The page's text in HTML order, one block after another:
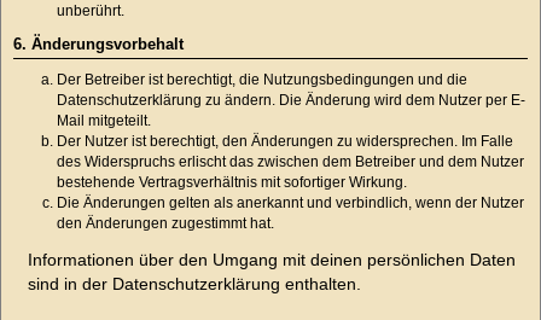
unberührt.
6. Änderungsvorbehalt
Der Betreiber ist berechtigt, die Nutzungsbedingungen und die
Datenschutzerklärung zu ändern. Die Änderung wird dem Nutzer per E-
Mail mitgeteilt.
Der Nutzer ist berechtigt, den Änderungen zu widersprechen. Im Falle
des Widerspruchs erlischt das zwischen dem Betreiber und dem Nutzer
bestehende Vertragsverhältnis mit sofortiger Wirkung.
Die Änderungen gelten als anerkannt und verbindlich, wenn der Nutzer
den Änderungen zugestimmt hat.
Informationen über den Umgang mit deinen persönlichen Daten
sind in der Datenschutzerklärung enthalten.